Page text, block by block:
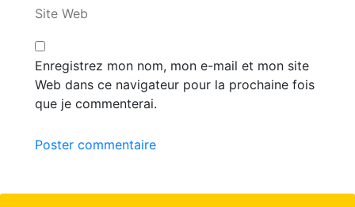
Site Web
Enregistrez mon nom, mon e-mail et mon site
Web dans ce navigateur pour la prochaine fois
que je commenterai.
Poster commentaire